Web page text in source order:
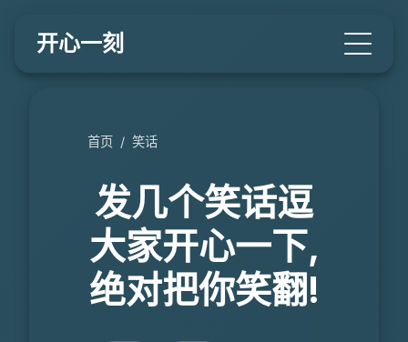
开心一刻
首页 / 笑话
发几个笑话逗
大家开心一下,
绝对把你笑翻!